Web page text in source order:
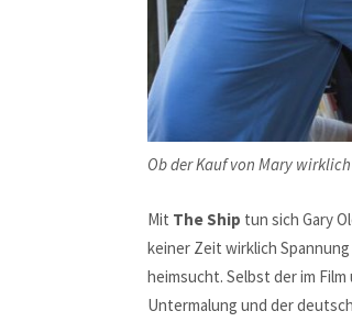
Ob der Kauf von Mary
Mit The Ship tun sich Gary
keiner Zeit wirklich
heimsucht. Selbst der im
Untermalung und der